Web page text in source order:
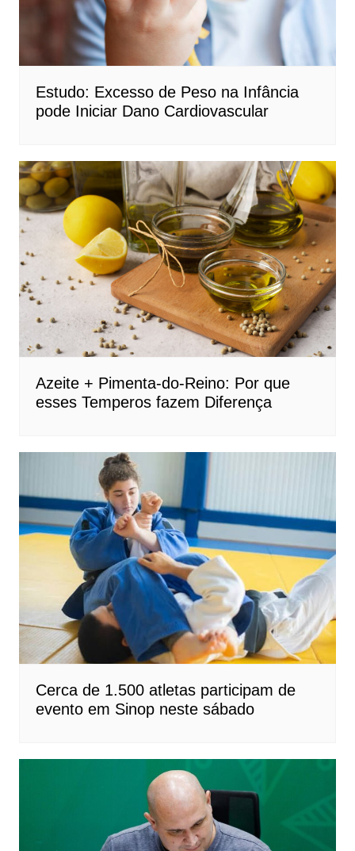
Estudo: Excesso de Peso na Infância
pode Iniciar Dano Cardiovascular
Azeite + Pimenta-do-Reino: Por que
esses Temperos fazem Diferença
Cerca de 1.500 atletas participam de
evento em Sinop neste sábado